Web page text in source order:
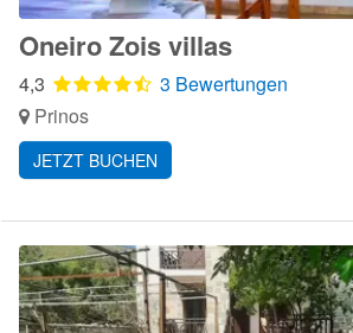
Oneiro Zois villas
4,3
3 Bewertungen
Prinos
JETZT BUCHEN